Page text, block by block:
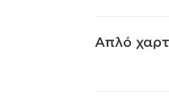
Απλό